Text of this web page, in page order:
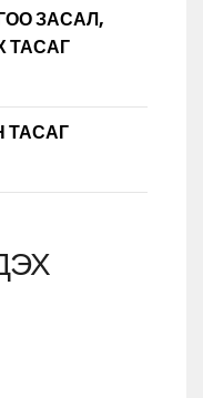
ЗАСАЛ,
ТАСАГ
ТАСАГ